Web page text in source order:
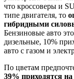
что кроссоверы и
типе двигателя, то
гибридными
Бензиновые авто
дизельные, 10%
авто с газом и
По цветам
39% приходятся